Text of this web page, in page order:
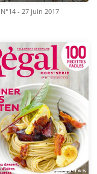
N°14 - 27 juin 2017